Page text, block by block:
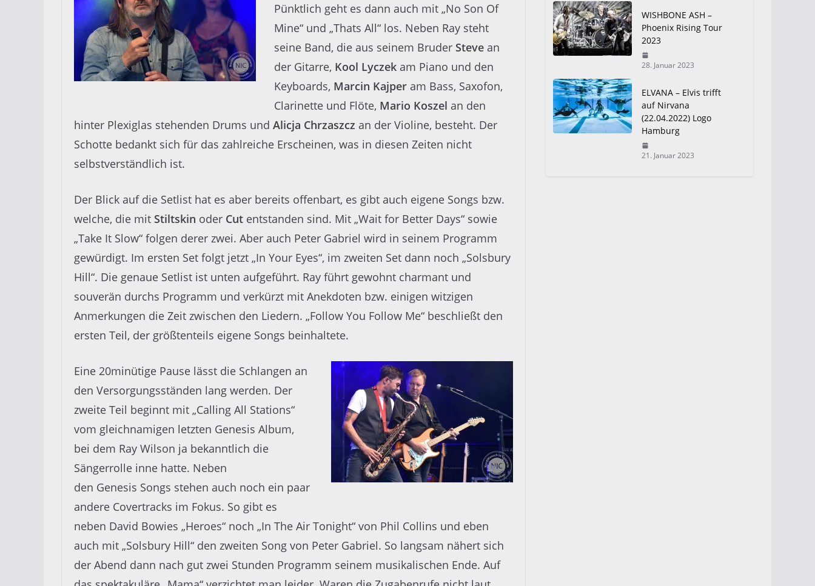
Pünktlich geht es dann auch mit „No Son Of
Mine“ und „Thats All“ los. Neben Ray steht
seine Band, die aus seinem Bruder Steve an
der Gitarre, Kool Lyczek am Piano und den
Keyboards, Marcin Kajper am Bass, Saxofon,
Clarinette und Flöte, Mario Koszel an den
hinter Plexiglas stehenden Drums und Alicja Chrzaszcz an der Violine, besteht. Der
Schotte bedankt sich für das zahlreiche Erscheinen, was in diesen Zeiten nicht
selbstverständlich ist.
Der Blick auf die Setlist hat es aber bereits offenbart, es gibt auch eigene Songs bzw.
welche, die mit Stiltskin oder Cut entstanden sind. Mit „Wait for Better Days“ sowie
„Take It Slow“ folgen derer zwei. Aber auch Peter Gabriel wird in seinem Programm
gewürdigt. Im ersten Set folgt jetzt „In Your Eyes“, im zweiten Set dann noch „Solsbury
Hill“. Die genaue Setlist ist unten aufgeführt. Ray führt gewohnt charmant und
souverän durchs Programm und verkürzt mit Anekdoten bzw. einigen witzigen
Anmerkungen die Zeit zwischen den Liedern. „Follow You Follow Me“ beschließt den
ersten Teil, der größtenteils eigene Songs beinhaltete.
Eine 20minütige Pause lässt die Schlangen an
den Versorgungsständen lang werden. Der
zweite Teil beginnt mit „Calling All Stations“
vom gleichnamigen letzten Genesis Album,
bei dem Ray Wilson ja bekanntlich die
Sängerrolle inne hatte. Neben
den Genesis Songs stehen auch noch ein paar
andere Covertracks im Fokus. So gibt es
neben David Bowies „Heroes“ noch „In The Air Tonight“ von Phil Collins und eben
auch mit „Solsbury Hill“ den zweiten Song von Peter Gabriel. So langsam nähert sich
der Abend dann nach gut zwei Stunden Programm seinem musikalischen Ende. Auf
WISHBONE ASH –
Phoenix Rising Tour
2023
28. Januar 2023
ELVANA – Elvis trifft
auf Nirvana
(22.04.2022) Logo
Hamburg
21. Januar 2023